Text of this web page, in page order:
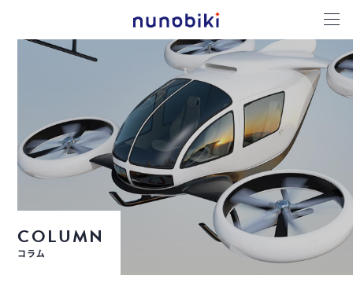
COLUMN
コラム